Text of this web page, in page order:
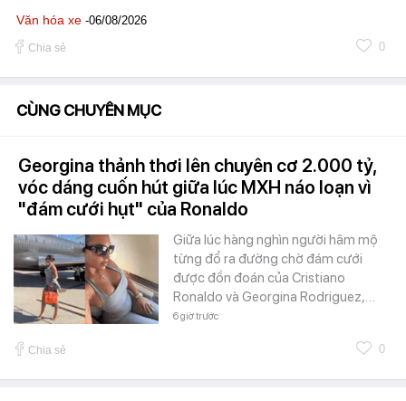
Văn hóa xe -06/08/2026
Chia sẻ 0
CÙNG CHUYÊN MỤC
Georgina thảnh thơi lên chuyên cơ 2.000 tỷ,
vóc dáng cuốn hút giữa lúc MXH náo loạn vì
"đám cưới hụt" của Ronaldo
Giữa lúc hàng nghìn người hâm mộ
từng đổ ra đường chờ đám cưới
được đồn đoán của Cristiano
Ronaldo và Georgina Rodriguez,…
6 giờ trước
Chia sẻ 0